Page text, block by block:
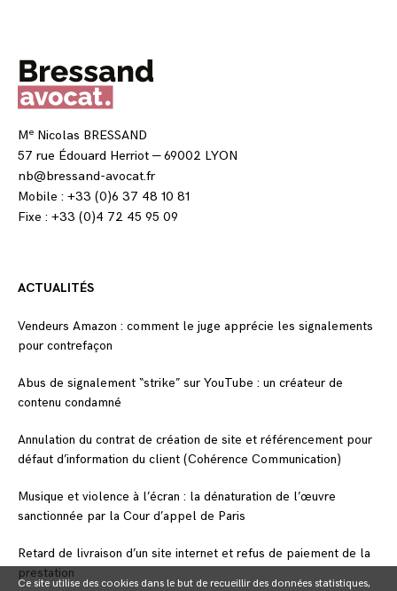
Me Nicolas BRESSAND
57 rue Édouard Herriot — 69002 LYON
nb@bressand-avocat.fr
Mobile : +33 (0)6 37 48 10 81
Fixe : +33 (0)4 72 45 95 09
ACTUALITÉS
Vendeurs Amazon : comment le juge apprécie les signalements
pour contrefaçon
Abus de signalement “strike” sur YouTube : un créateur de
contenu condamné
Annulation du contrat de création de site et référencement pour
défaut d’information du client (Cohérence Communication)
Musique et violence à l’écran : la dénaturation de l’œuvre
sanctionnée par la Cour d’appel de Paris
Retard de livraison d’un site internet et refus de paiement de la
prestation
Ce site utilise des cookies dans le but de recueillir des données statistiques,